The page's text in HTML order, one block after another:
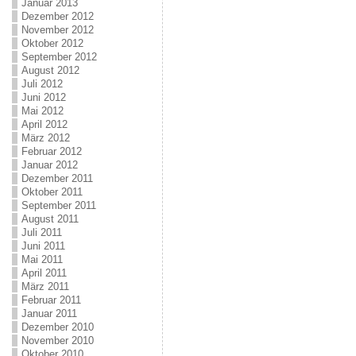
Januar 2013
Dezember 2012
November 2012
Oktober 2012
September 2012
August 2012
Juli 2012
Juni 2012
Mai 2012
April 2012
März 2012
Februar 2012
Januar 2012
Dezember 2011
Oktober 2011
September 2011
August 2011
Juli 2011
Juni 2011
Mai 2011
April 2011
März 2011
Februar 2011
Januar 2011
Dezember 2010
November 2010